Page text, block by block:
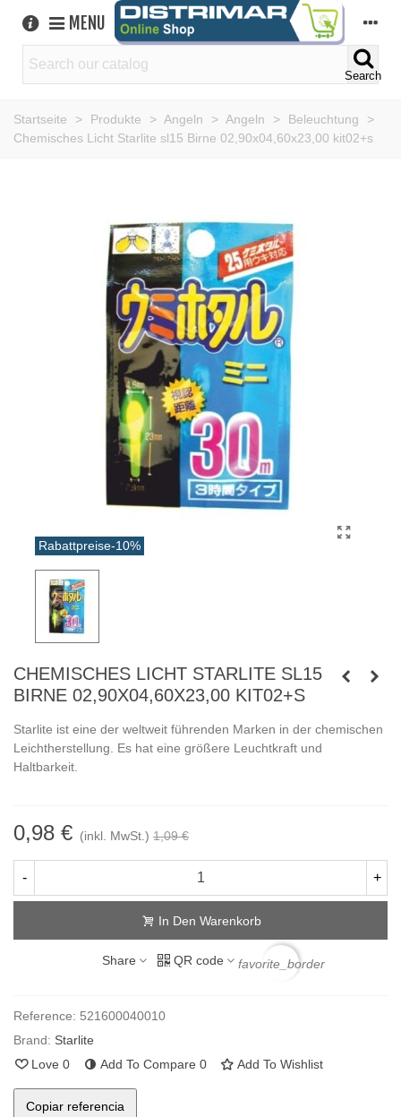
MENU
Search
Startseite > Produkte > Angeln > Angeln > Beleuchtung
>
Chemisches Licht Starlite sl15 Birne 02,90x04,60x23,00 kit02+s
Rabattpreise-10%
CHEMISCHES LICHT STARLITE SL15
BIRNE 02,90X04,60X23,00 KIT02+S
Starlite ist eine der weltweit führenden Marken in der chemischen
Leichtherstellung. Es hat eine größere Leuchtkraft und
Haltbarkeit.
0,98 € (inkl. MwSt.) 1,09 €
- +
In Den Warenkorb
Share QR code favorite_border
Reference: 521600040010
Brand: Starlite
Love 0 Add To Compare 0 Add To Wishlist
Copiar referencia